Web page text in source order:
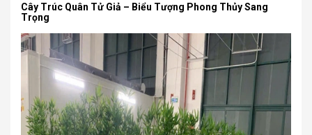
Cây Trúc Quân Tử Giả – Biểu Tượng Phong Thủy Sang
Trọng